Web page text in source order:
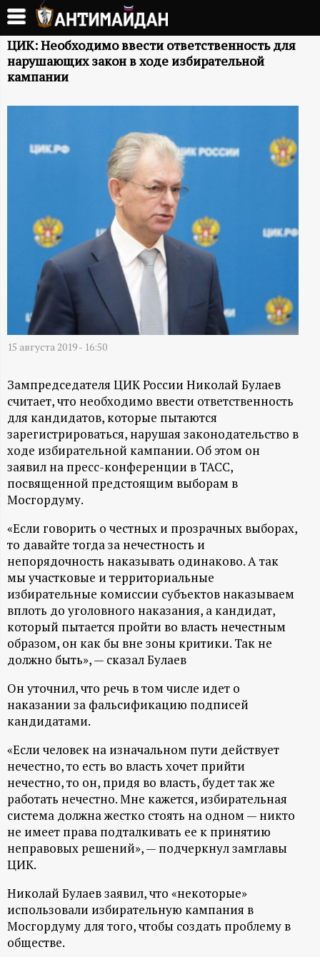
Перейти
основному
содержанию
А
Н
Т
Н
-
и
н
ф
о
р
м
а
ц
и
о
н
н
ы
й
п
о
ЦИК: Необходимо ввести ответственность для
нарушающих закон в ходе избирательной
кампании
15 августа 2019 - 16:50
Зампредседателя ЦИК России Николай Булаев
считает, что необходимо ввести ответственность
для кандидатов, которые пытаются
зарегистрироваться, нарушая законодательство в
ходе избирательной кампании. Об этом он
заявил на пресс-конференции в ТАСС,
посвященной предстоящим выборам в
Мосгордуму.
«Если говорить о честных и прозрачных выборах,
то давайте тогда за нечестность и
непорядочность наказывать одинаково. А так
мы участковые и территориальные
избирательные комиссии субъектов наказываем
вплоть до уголовного наказания, а кандидат,
который пытается пройти во власть нечестным
образом, он как бы вне зоны критики. Так не
должно быть», — сказал Булаев
Он уточнил, что речь в том числе идет о
наказании за фальсификацию подписей
кандидатами.
«Если человек на изначальном пути действует
нечестно, то есть во власть хочет прийти
нечестно, то он, придя во власть, будет так же
работать нечестно. Мне кажется, избирательная
система должна жестко стоять на одном — никто
не имеет права подталкивать ее к принятию
неправовых решений», — подчеркнул замглавы
ЦИК.
Николай Булаев заявил, что «некоторые»
использовали избирательную кампания в
Мосгордуму для того, чтобы создать проблему в
обществе.